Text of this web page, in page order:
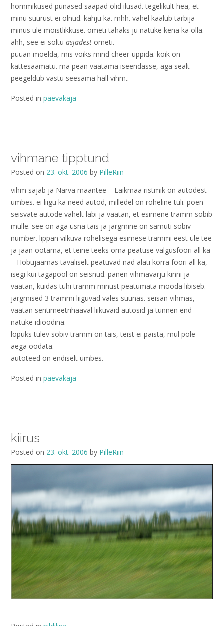
hommikused punased saapad olid ilusad. tegelikult hea, et
minu suurust ei olnud. kahju ka. mhh. vahel kaalub tarbija
minus üle mõistlikkuse. ometi tahaks ju natuke kena ka olla.
ähh, see ei sõltu asjadest ometi.
püüan mõelda, mis võiks mind cheer-uppida. kõik on
kättesaamatu. ma pean vaatama iseendasse, aga sealt
peegeldub vastu seesama hall vihm..
Posted in päevakaja
vihmane tipptund
Posted on 23. okt. 2006 by PilleRiin
vihm sajab ja Narva maantee – Laikmaa ristmik on autodest
umbes. ei liigu ka need autod, milledel on roheline tuli. poen
seisvate autode vahelt läbi ja vaatan, et esimene tramm sobib
mulle. see on aga üsna täis ja järgmine on samuti sobiv
number. lippan vilkuva rohelisega esimese trammi eest üle tee
ja jään ootama, et teine teeks oma peatuse valgusfoori all ka
– Hobujaamas tavaliselt peatuvad nad alati korra foori all ka,
isegi kui tagapool on seisnud. panen vihmavarju kinni ja
vaatan, kuidas tühi tramm minust peatumata mööda libiseb.
järgmised 3 trammi liiguvad vales suunas. seisan vihmas,
vaatan sentimeetrihaaval liikuvaid autosid ja tunnen end
natuke idioodina.
lõpuks tulev sobiv tramm on täis, teist ei paista, mul pole
aega oodata.
autoteed on endiselt umbes.
Posted in päevakaja
kiirus
Posted on 23. okt. 2006 by PilleRiin